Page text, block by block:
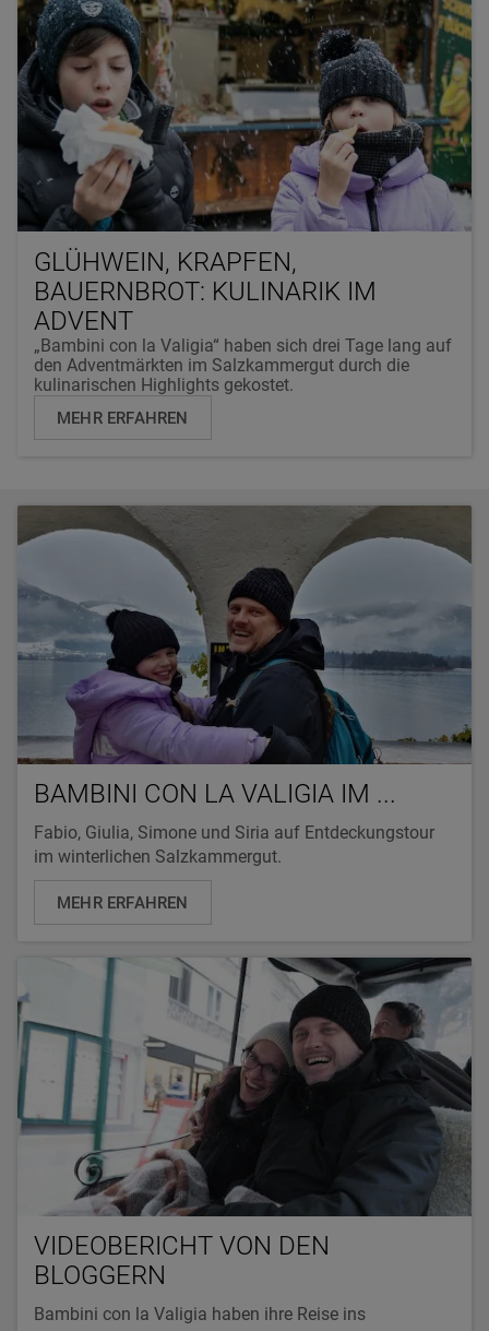
GLÜHWEIN, KRAPFEN,
BAUERNBROT: KULINARIK IM
ADVENT
„Bambini con la Valigia“ haben sich drei Tage lang auf
den Adventmärkten im Salzkammergut durch die
kulinarischen Highlights gekostet.
MEHR ERFAHREN
BAMBINI CON LA VALIGIA IM ...
Fabio, Giulia, Simone und Siria auf Entdeckungstour
im winterlichen Salzkammergut.
MEHR ERFAHREN
VIDEOBERICHT VON DEN
BLOGGERN
Bambini con la Valigia haben ihre Reise ins